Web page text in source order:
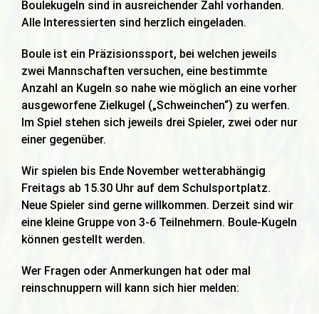
Boulekugeln sind in ausreichender Zahl vorhanden.
Alle Interessierten sind herzlich eingeladen.
Boule ist ein Präzisionssport, bei welchen jeweils
zwei Mannschaften versuchen, eine bestimmte
Anzahl an Kugeln so nahe wie möglich an eine vorher
ausgeworfene Zielkugel („Schweinchen“) zu werfen.
Im Spiel stehen sich jeweils drei Spieler, zwei oder nur
einer gegenüber.
Wir spielen bis Ende November wetterabhängig
Freitags ab 15.30 Uhr auf dem Schulsportplatz.
Neue Spieler sind gerne willkommen. Derzeit sind wir
eine kleine Gruppe von 3-6 Teilnehmern. Boule-Kugeln
können gestellt werden.
Wer Fragen oder Anmerkungen hat oder mal
reinschnuppern will kann sich hier melden: